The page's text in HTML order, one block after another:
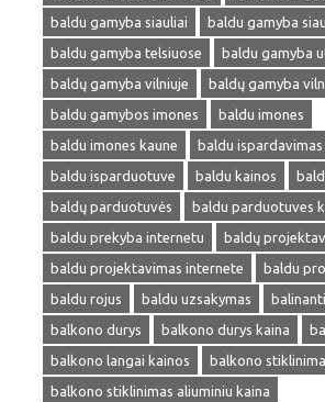
baldu gamyba siauliai
baldu gamyba
baldu gamyba telsiuose
baldu gamyba
baldų gamyba vilniuje
baldų gamyba
baldu gamybos imones
baldu imones
baldu imones kaune
baldu ispardavimas
baldu isparduotuve
baldu kainos
baldų parduotuvės
baldu parduotuves
baldu prekyba internetu
baldų
baldu projektavimas internete
baldu
baldu rojus
baldu uzsakymas
balkono durys
balkono durys kaina
balkono langai kainos
balkono
balkono stiklinimas aliuminiu kaina